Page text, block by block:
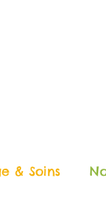
& Soins